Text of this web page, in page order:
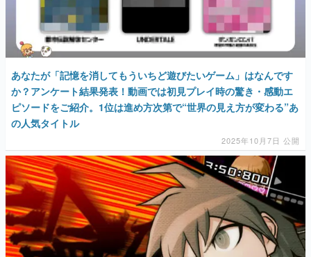
あなたが「記憶を消してもういちど遊びたいゲーム」はなんです
か？アンケート結果発表！動画では初見プレイ時の驚き・感動エ
ピソードをご紹介。1位は進め方次第で“世界の見え方が変わる”あ
の人気タイトル
2025年10月7日 公開